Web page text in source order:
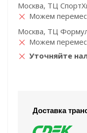
Москва, ТЦ
Можем
Москва, ТЦ
Можем
Уточняйте
Доставка